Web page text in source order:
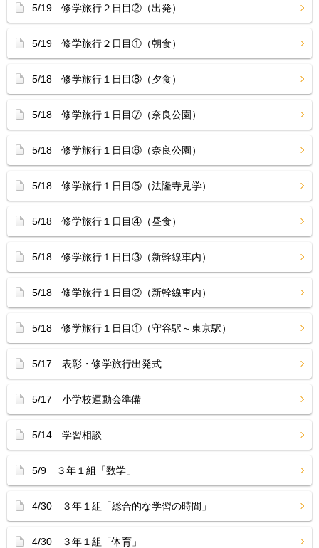
5/19 修学旅行２日目②（出発）
5/19 修学旅行２日目①（朝食）
5/18 修学旅行１日目⑧（夕食）
5/18 修学旅行１日目⑦（奈良公園）
5/18 修学旅行１日目⑥（奈良公園）
5/18 修学旅行１日目⑤（法隆寺見学）
5/18 修学旅行１日目④（昼食）
5/18 修学旅行１日目③（新幹線車内）
5/18 修学旅行１日目②（新幹線車内）
5/18 修学旅行１日目①（守谷駅～東京駅）
5/17 表彰・修学旅行出発式
5/17 小学校運動会準備
5/14 学習相談
5/9 ３年１組「数学」
4/30 ３年１組「総合的な学習の時間」
4/30 ３年１組「体育」